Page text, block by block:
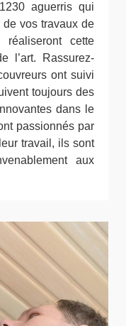
aguerris qui
de vos travaux de
cette
l’art. Rassurez-
ont suivi
toujours des
dans le
passionnés par
travail, ils sont
aux